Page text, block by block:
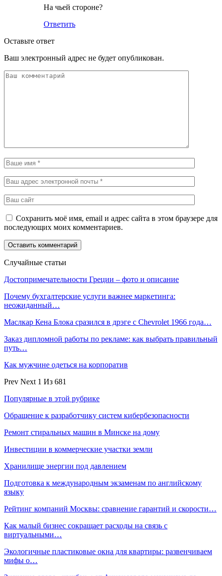
На чьей стороне?
Ответить
Оставьте ответ
Ваш электронный адрес не будет опубликован.
Сохранить моё имя, email и адрес сайта в этом браузере для
последующих моих комментариев.
Случайные статьи
Достопримечательности Греции – фото и описание
Почему бухгалтерские услуги важнее маркетинга:
неожиданный…
Маслкар Кена Блока сразился в дрэге с Chevrolet 1966 года…
Заказ дипломной работы по рекламе: как выбрать правильный
путь…
Как мужчине одеться на корпоратив
Prev Next 1 Из 681
Популярные в этой рубрике
Обращение к разработчику систем кибербезопасности
Ремонт стиральных машин в Минске на дому
Инвестиции в коммерческие участки земли
Хранилище энергии под давлением
Подготовка к международным экзаменам по английскому
языку
Рейтинг компаний Москвы: сравнение гарантий и скорости…
Как малый бизнес сокращает расходы на связь с
виртуальными…
Экологичные пластиковые окна для квартиры: развенчиваем
мифы о…